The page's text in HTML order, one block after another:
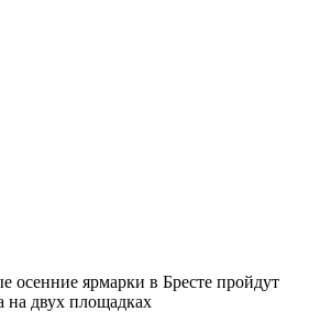
осенние ярмарки в Бресте пройдут
на двух площадках